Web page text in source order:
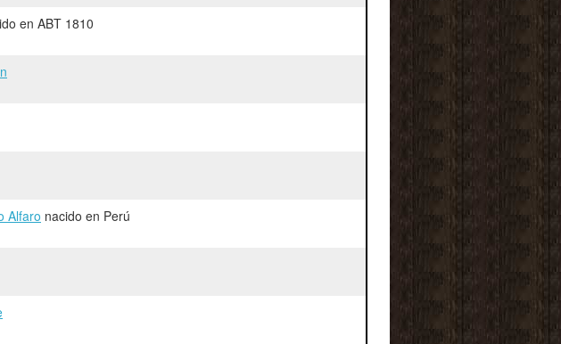
en ABT 1810
Alfaro nacido en Perú